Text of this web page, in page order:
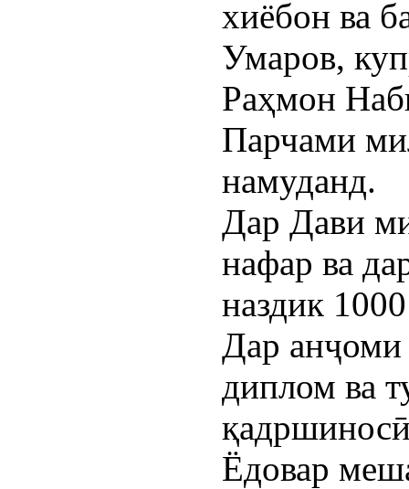
хиёбон ва
Умаров,
Раҳмон
Парчами
намуданд.
Дар Дави
нафар ва
наздик
Дар анҷоми
диплом ва
Ёдовар